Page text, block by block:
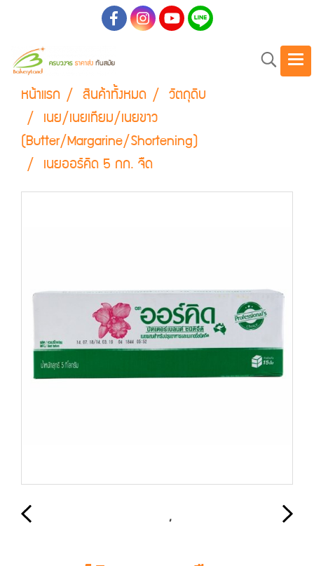
หน้าแรก สินค้าทั้งหมด วัตถุดิบ
เนย/เนยเทียม/เนยขาว
(Butter/Margarine/Shortening)
เนยออร์คิด 5 กก. จืด